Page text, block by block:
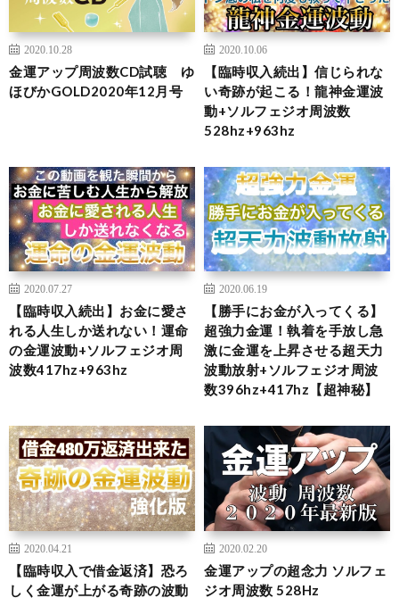
2020.10.28
金運アップ周波数CD試聴 ゆ
ほびかGOLD2020年12月号
2020.10.06
【臨時収入続出】信じられな
い奇跡が起こる！龍神金運波
動+ソルフェジオ周波数
528hz+963hz
2020.07.27
【臨時収入続出】お金に愛さ
れる人生しか送れない！運命
の金運波動+ソルフェジオ周
波数417hz+963hz
2020.06.19
【勝手にお金が入ってくる】
超強力金運！執着を手放し急
激に金運を上昇させる超天力
波動放射+ソルフェジオ周波
数396hz+417hz【超神秘】
2020.04.21
【臨時収入で借金返済】恐ろ
しく金運が上がる奇跡の波動
2020.02.20
金運アップの超念力 ソルフェ
ジオ周波数 528Hz